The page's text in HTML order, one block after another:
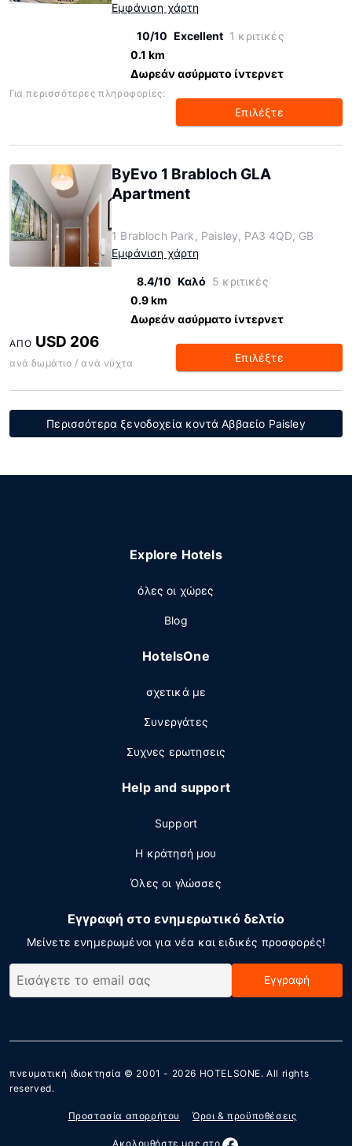
Εμφάνιση χάρτη
10/10 Excellent 1 κριτικές
0.1 km
Δωρεάν ασύρματο ίντερνετ
Για περισσότερες πληροφορίες:
Επιλέξτε
ByEvo 1 Brabloch GLA
Apartment
1 Brabloch Park, Paisley, PA3 4QD, GB
Εμφάνιση χάρτη
8.4/10 Καλό 5 κριτικές
0.9 km
Δωρεάν ασύρματο ίντερνετ
ΑΠΌ USD 206
ανά δωμάτιο / ανά νύχτα Επιλέξτε
Περισσότερα ξενοδοχεία κοντά Αββαείο Paisley
Explore Hotels
όλες οι χώρες
Blog
HotelsOne
σχετικά με
Συνεργάτες
Συχνες ερωτησεις
Help and support
Support
Η κράτησή μου
Όλες οι γλώσσες
Εγγραφή στο ενημερωτικό δελτίο
Μείνετε ενημερωμένοι για νέα και ειδικές προσφορές!
Εγγραφή
πνευματική ιδιοκτησία © 2001 - 2026 HOTELSONE. All rights
reserved.
Προστασία απορρήτου Όροι & προϋποθέσεις
Ακολουθήστε μας στο